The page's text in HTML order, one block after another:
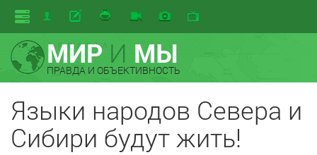
МИРИ МЫ
ПРАВДА И ОБЪЕКТИВНОСТЬ
Языки народов Севера и
Сибири будут жить!